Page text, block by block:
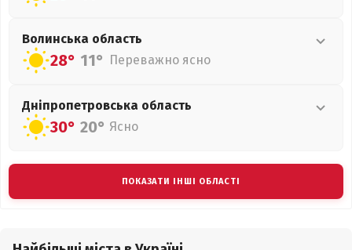
Волинська область
28° 11° Переважно ясно
Дніпропетровська область
30° 20° Ясно
ПОКАЗАТИ ІНШІ ОБЛАСТІ